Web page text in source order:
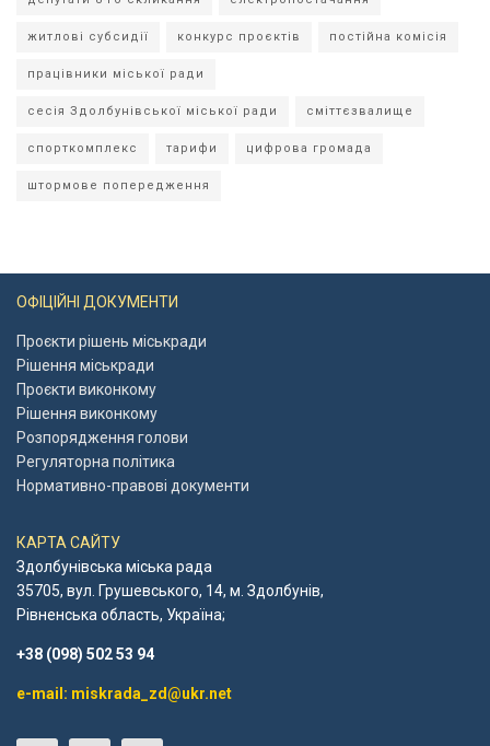
житлові субсидії конкурс проєктів постійна комісія
працівники міської ради
сесія Здолбунівської міської ради сміттєзвалище
спорткомплекс тарифи цифрова громада
штормове попередження
ОФІЦІЙНІ ДОКУМЕНТИ
Проєкти рішень міськради
Рішення міськради
Проєкти виконкому
Рішення виконкому
Розпорядження голови
Регуляторна політика
Нормативно-правові документи
КАРТА САЙТУ
Здолбунівська міська рада
35705, вул. Грушевського, 14, м. Здолбунів,
Рівненська область, Україна;
+38 (098) 502 53 94
e-mail: miskrada_zd@ukr.net